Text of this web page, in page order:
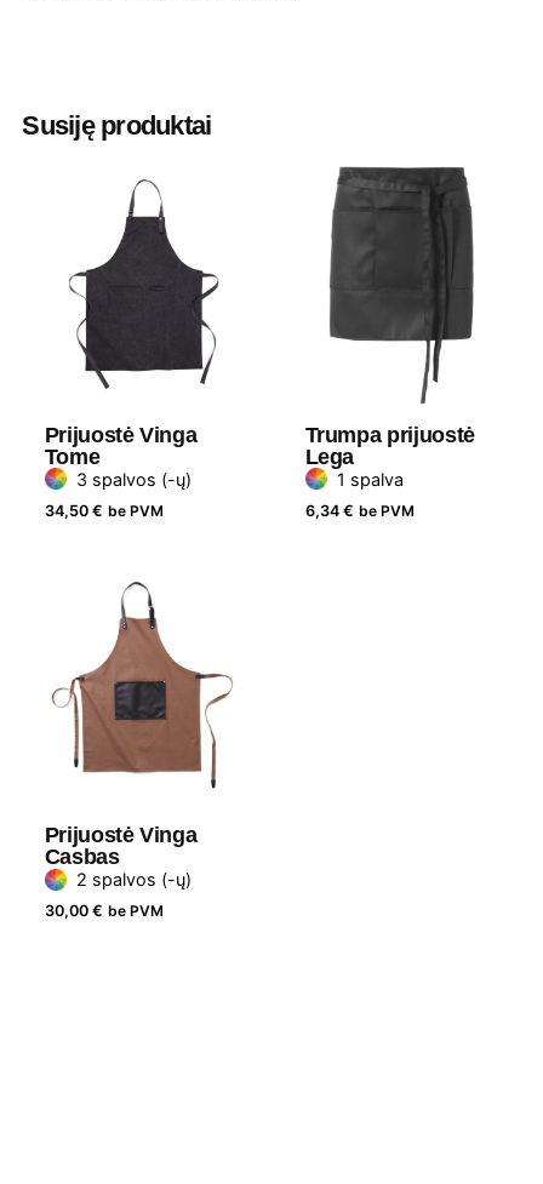
Perdirbtos medžiagos
Prekės ženklas
Susiję produktai
Prijuostė Vinga
Tome
3 spalvos (-ų)
34,50 € be PVM
Trumpa prijuostė
Lega
1 spalva
6,34 € be PVM
Prijuostė Vinga
Casbas
2 spalvos (-ų)
30,00 € be PVM